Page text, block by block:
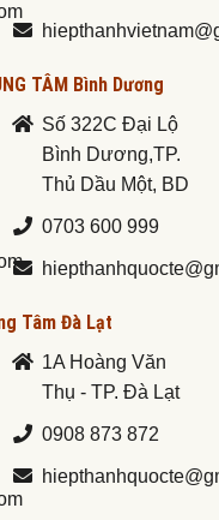
TÂM Bình Dương
Số 322C Đại Lộ
Bình Dương,TP.
Thủ Dầu Một, BD
0703 600 999
Tâm Đà Lạt
1A Hoàng Văn
Thụ - TP. Đà Lạt
0908 873 872